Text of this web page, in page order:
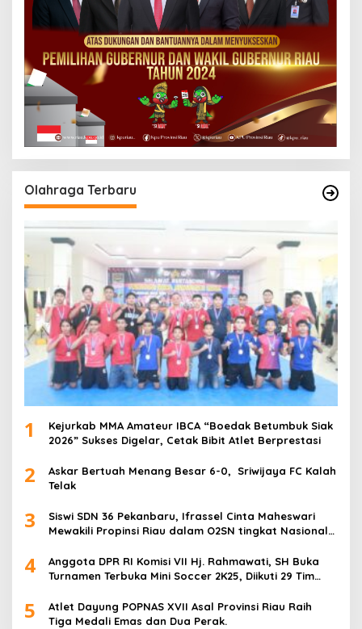
Olahraga Terbaru
1
Kejurkab MMA Amateur IBCA “Boedak Betumbuk Siak
2026” Sukses Digelar, Cetak Bibit Atlet Berprestasi
2
Askar Bertuah Menang Besar 6-0, Sriwijaya FC Kalah
Telak
3
Siswi SDN 36 Pekanbaru, Ifrassel Cinta Maheswari
Mewakili Propinsi Riau dalam O2SN tingkat Nasional
4
Anggota DPR RI Komisi VII Hj. Rahmawati, SH Buka
Turnamen Terbuka Mini Soccer 2K25, Diikuti 29 Tim
5
Atlet Dayung POPNAS XVII Asal Provinsi Riau Raih
Tiga Medali Emas dan Dua Perak.